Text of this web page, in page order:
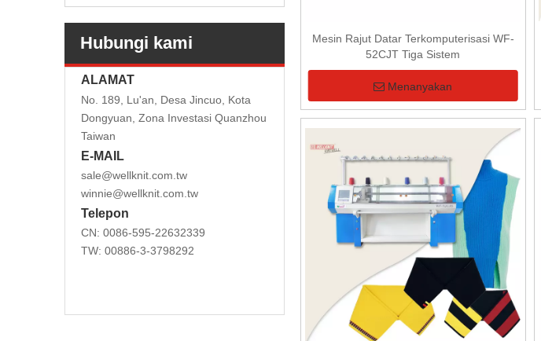
Hubungi kami
ALAMAT
No. 189, Lu'an, Desa Jincuo, Kota
Dongyuan, Zona Investasi Quanzhou
Taiwan
E-MAIL
sale@wellknit.com.tw
winnie@wellknit.com.tw
Telepon
CN: 0086-595-22632339
TW: 00886-3-3798292
Mesin Rajut Datar Terkomputerisasi WF-
52CJT Tiga Sistem
Menanyakan